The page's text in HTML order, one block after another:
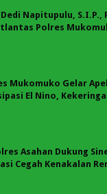
Napitupulu, S.I.P.,
Polres
Mukomuko Gelar
El Nino,
Asahan Dukung
Cegah Kenakalan